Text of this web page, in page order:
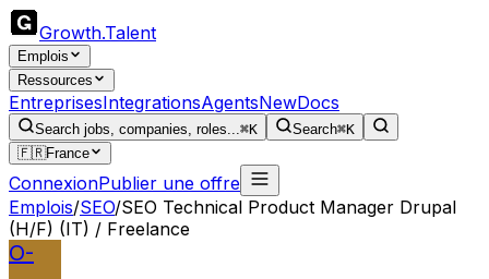
Growth.Talent
Emplois
Ressources
EntreprisesIntegrationsAgentsNewDocs
Search jobs, companies, roles...⌘K Search⌘K
🇫🇷France
ConnexionPublier une offre
Emplois/SEO/SEO Technical Product Manager Drupal
(H/F) (IT) / Freelance
O-